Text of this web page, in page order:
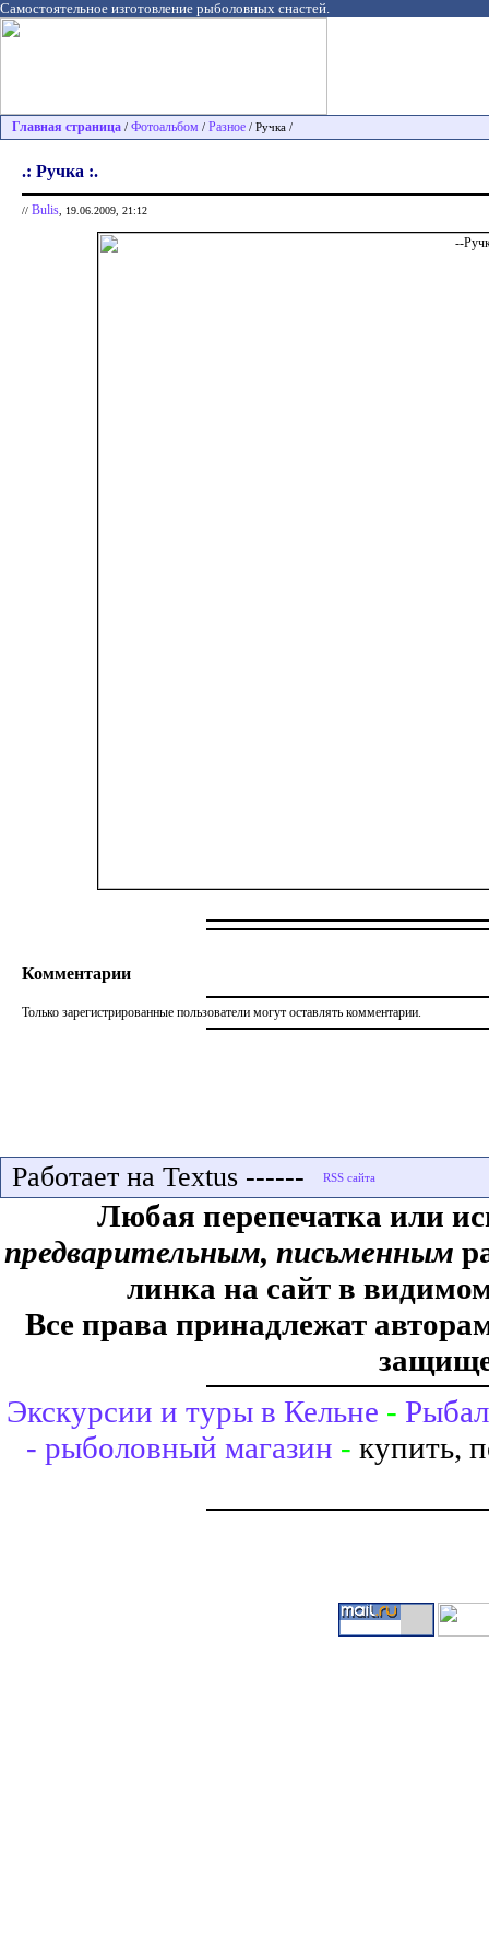
Самостоятельное изготовление рыболовных снастей.
Главная страница / Фотоальбом / Разное / Ручка /
.: Ручка :.
// Bulis , 19.06.2009, 21:12
Комментарии
Только зарегистрированные пользователи могут оставлять комментарии.
Работает на Textus ------
Любая перепечатка или
предварительным, письменным
линка на сайт в
Все права принадлежат
Экскурсии и туры в Кельне -
- рыболовный магазин - купить,